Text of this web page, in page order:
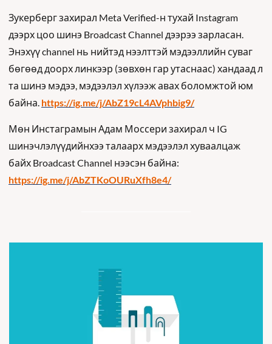
Зукерберг захирал Meta Verified-н тухай Instagram
дээрх цоо шинэ Broadcast Channel дээрээ зарласан.
Энэхүү channel нь нийтэд нээлттэй мэдээллийн суваг
бөгөөд доорх линкээр (зөвхөн гар утаснаас) хандаад л
та шинэ мэдээ, мэдээлэл хүлээж авах боломжтой юм
байна. https://ig.me/j/AbZ19cL4AVphbig9/
Мөн Инстаграмын Адам Моссери захирал ч IG
шинэчлэлүүдийнхээ талаарх мэдээлэл хуваалцаж
https://ig.me/j/AbZTKoOURuXfh8e4/